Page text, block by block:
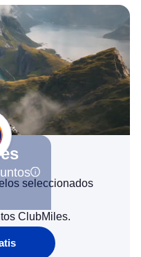
seleccionados
ClubMiles.